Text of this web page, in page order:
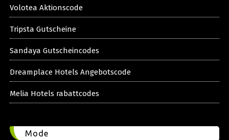
Volotea Aktionscode
Tripsta Gutscheine
Sandaya Gutscheincodes
Dreamplace Hotels Angebotscode
Melia Hotels rabattcodes
Mode